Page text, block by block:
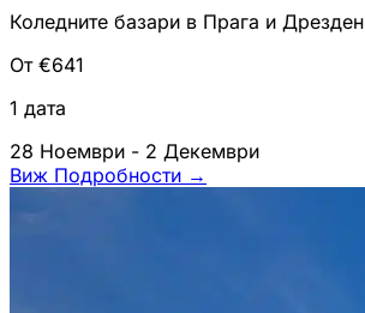
Коледните базари в Прага и Дрезден
От €641
1 дата
28 Ноември - 2 Декември
Виж Подробности →